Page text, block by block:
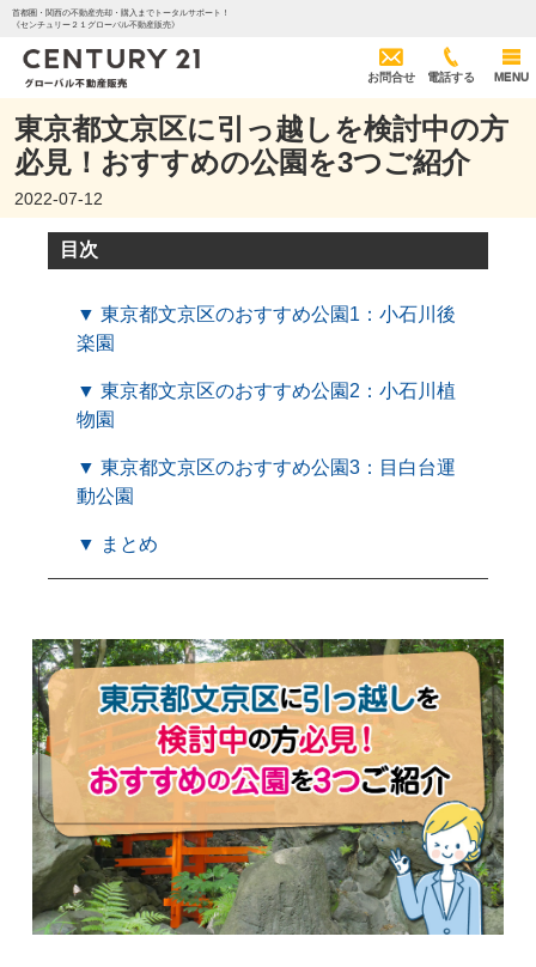
首都圏・関西の不動産売却・購入までトータルサポート！
《センチュリー２１グローバル不動産販売》
お問合せ 電話する MENU
東京都文京区に引っ越しを検討中の方
必見！おすすめの公園を3つご紹介
2022-07-12
目次
▼ 東京都文京区のおすすめ公園1：小石川後
楽園
▼ 東京都文京区のおすすめ公園2：小石川植
物園
▼ 東京都文京区のおすすめ公園3：目白台運
動公園
▼ まとめ